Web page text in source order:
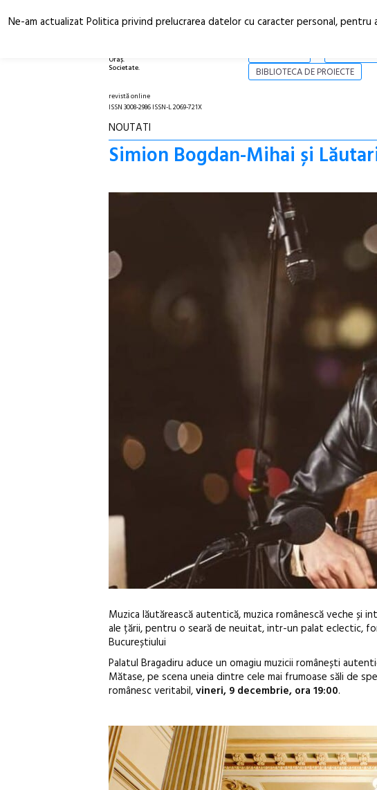
Oraș.
Societate.
BIBLIOTECA DE PROIECTE
revistă online
ISSN 3008-2986 ISSN-L 2069-721X
NOUTATI
Simion Bogdan-Mihai și
Muzica lăutărească autentică, muzica românescă veche
ale țării, pentru o seară de neuitat, intr-un palat eclectic,
Bucureștiului
Palatul Bragadiru aduce un omagiu muzicii românești
Mătase, pe scena uneia dintre cele mai frumoase săli de
românesc veritabil,vineri, 9 decembrie, ora 19:00.
Ne-am actualizat Politica privind prelucrarea datelor cu caracter personal,